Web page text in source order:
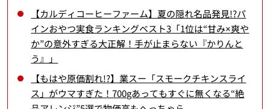
【カルディコーヒーファーム】夏の隠れ名品発見!?パ
インおやつ実食ランキングベスト3「1位は“甘み×爽や
か”の意外すぎる大正解！手が止まらない『かりんと
う』」
【もはや原価割れ!?】業スー「スモークチキンスライ
ス」がウマすぎた！700gあってもすぐに無くなる“絶